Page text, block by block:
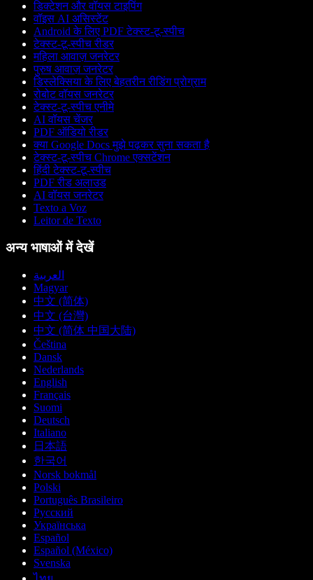
डिक्टेशन और वॉयस टाइपिंग
वॉइस AI असिस्टेंट
Android के लिए PDF टेक्स्ट-टू-स्पीच
टेक्स्ट-टू-स्पीच रीडर
महिला आवाज़ जनरेटर
पुरुष आवाज़ जनरेटर
डिस्लेक्सिया के लिए बेहतरीन रीडिंग प्रोग्राम
रोबोट वॉयस जनरेटर
टेक्स्ट-टू-स्पीच एनीमे
AI वॉयस चेंजर
PDF ऑडियो रीडर
क्या Google Docs मुझे पढ़कर सुना सकता है
टेक्स्ट-टू-स्पीच Chrome एक्सटेंशन
हिंदी टेक्स्ट-टू-स्पीच
PDF रीड अलाउड
AI वॉयस जनरेटर
Texto a Voz
Leitor de Texto
अन्य भाषाओं में देखें
العربية
Magyar
中文 (简体)
中文 (台灣)
中文 (简体 中国大陆)
Čeština
Dansk
Nederlands
English
Français
Suomi
Deutsch
Italiano
日本語
한국어
Norsk bokmål
Polski
Português Brasileiro
Русский
Українська
Español
Español (México)
Svenska